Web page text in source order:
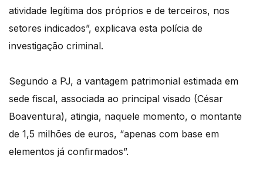
atividade legítima dos próprios e de terceiros, nos
setores indicados”, explicava esta polícia de
investigação criminal.
Segundo a PJ, a vantagem patrimonial estimada em
sede fiscal, associada ao principal visado (César
Boaventura), atingia, naquele momento, o montante
de 1,5 milhões de euros, “apenas com base em
elementos já confirmados”.